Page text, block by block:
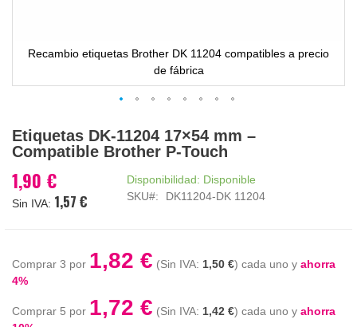
Recambio etiquetas Brother DK 11204 compatibles a precio
de fábrica
al
comienzo
la
galería
Etiquetas DK-11204 17×54 mm –
Compatible Brother P-Touch
1,90 €
1,57 €
Disponibilidad: Disponible
SKU
DK11204-DK 11204
Comprar 3 por 1,82 € 1,50 € cada uno y ahorra
4%
Comprar 5 por 1,72 € 1,42 € cada uno y ahorra